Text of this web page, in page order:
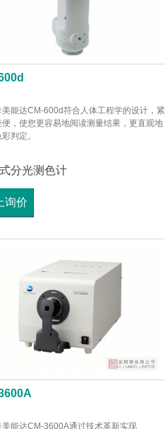
美能达CM-600d符合人体工程学的设计，紧
便，使您更容易地阅读测量结果，更直观地
判定。
分光测色计
询价
美能达CM-3600A通过技术革新实现